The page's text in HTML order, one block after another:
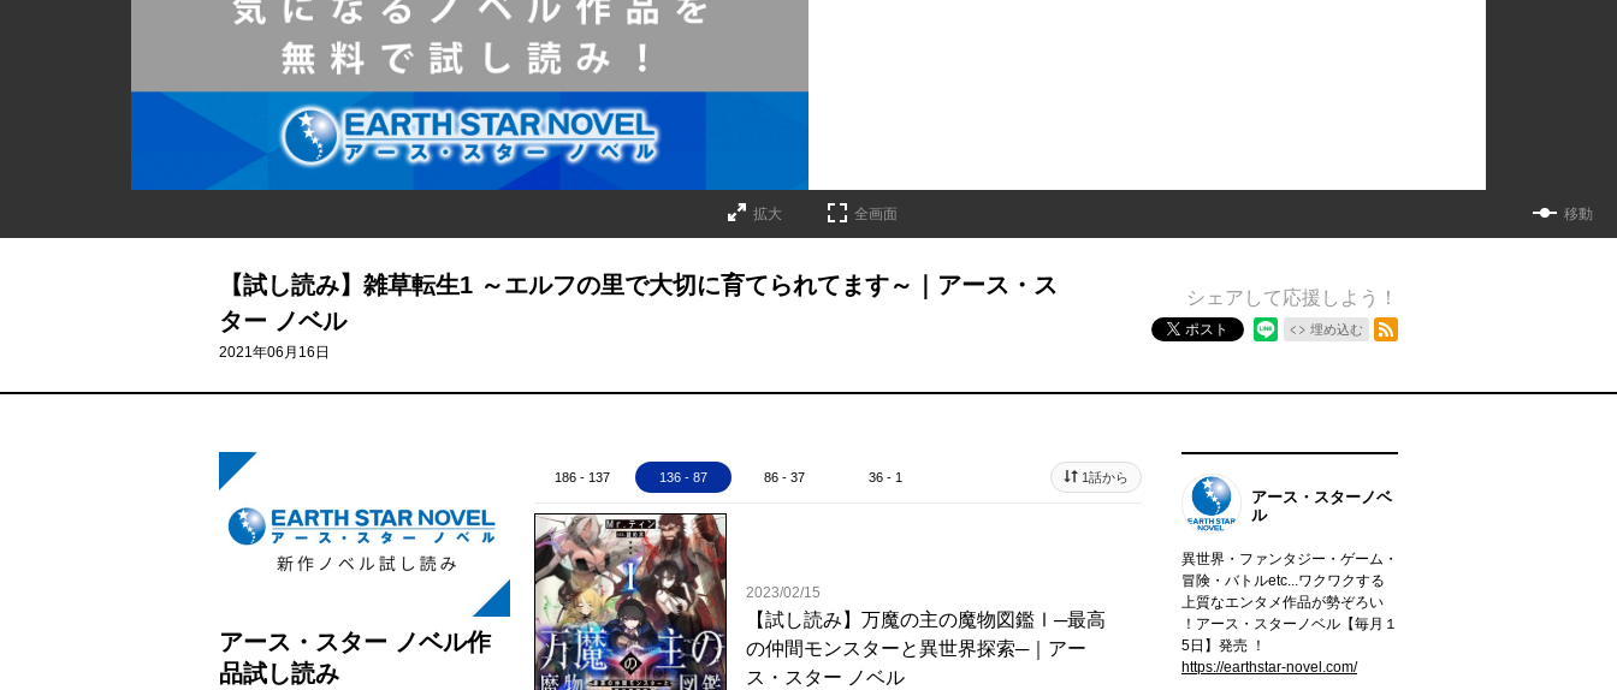
拡大 全画面 移動
【試し読み】雑草転生1 ～エルフの里で大切に育てられてます～｜アース・ス
ター ノベル
2021年06月16日
シェアして応援しよう！
ポスト 埋め込む
アース・スター ノベル作
品試し読み
186 - 137 136 - 87 86 - 37 36 - 1 1話から
2023/02/15
【試し読み】万魔の主の魔物図鑑Ⅰ─最高
の仲間モンスターと異世界探索─｜アー
ス・スター ノベル
アース・スターノベ
ル
異世界・ファンタジー・ゲーム・
冒険・バトルetc...ワクワクする
上質なエンタメ作品が勢ぞろい
！アース・スターノベル【毎月１
5日】発売 ！
https://earthstar-novel.com/